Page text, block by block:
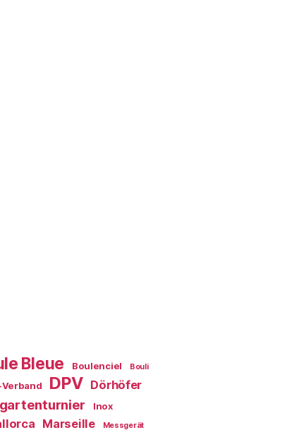
Bleue Boulenciel Bouli
DPV Dörhöfer
Inox
Marseille Messgerät